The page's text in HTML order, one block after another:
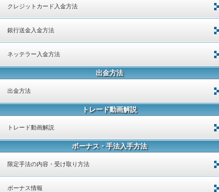
クレジットカード入金方法
銀行送金入金方法
ネッテラー入金方法
出金方法
出金方法
トレード動画解説
トレード動画解説
ボーナス・手法入手方法
限定手法の内容・受け取り方法
ボーナス情報